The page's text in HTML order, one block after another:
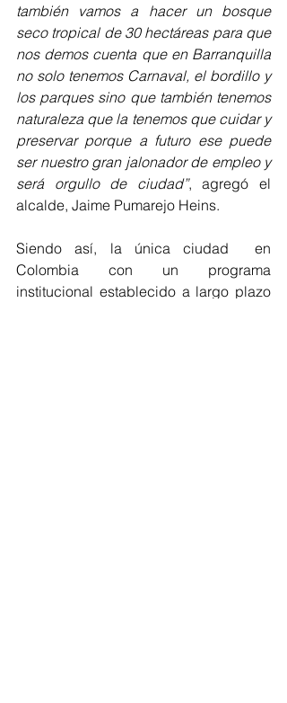
también vamos a hacer un bosque
seco tropical de 30 hectáreas para que
nos demos cuenta que en Barranquilla
no solo tenemos Carnaval, el bordillo y
los parques sino que también tenemos
naturaleza que la tenemos que cuidar y
preservar porque a futuro ese puede
ser nuestro gran jalonador de empleo y
será orgullo de ciudad”, agregó el
alcalde, Jaime Pumarejo Heins.
Siendo así, la única ciudad  en
Colombia con un programa
institucional establecido a largo plazo